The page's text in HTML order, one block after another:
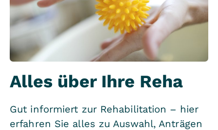
Alles über Ihre Reha
Gut informiert zur Rehabilitation – hier
erfahren Sie alles zu Auswahl, Anträgen